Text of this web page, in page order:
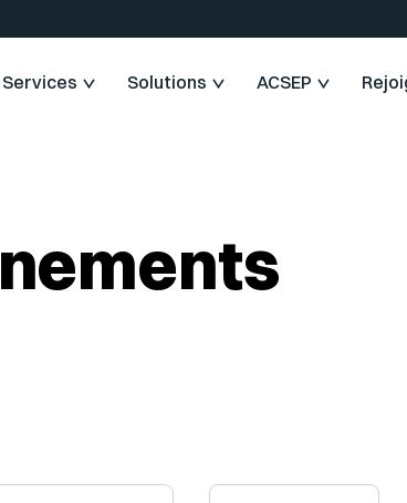
Services Solutions ACSEP